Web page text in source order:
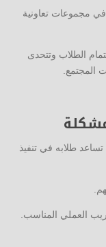
مجموعات تعاونية
الطلاب وتتحدى
المجتمع.
طلابه في تنفيذ